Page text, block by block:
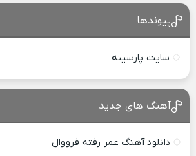
پیوندها
سایت پارسینه
آهنگ های جدید
دانلود آهنگ عمر رفته فرووال